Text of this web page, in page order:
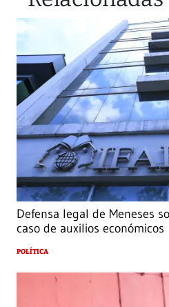
Defensa legal de Meneses
caso de auxilios económicos
POLÍTICA